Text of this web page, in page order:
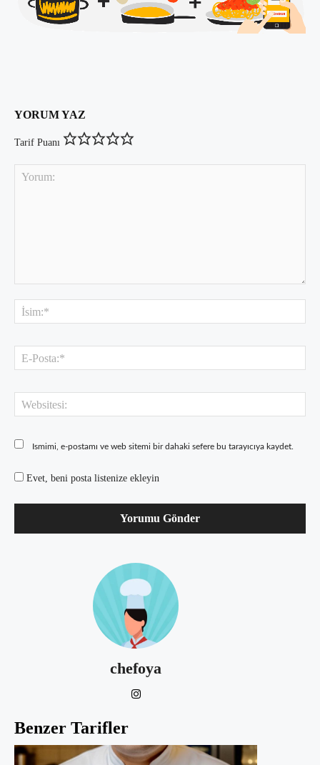
YORUM YAZ
Tarif Puanı
Ismimi, e-postamı ve web sitemi bir dahaki sefere bu tarayıcıya kaydet.
Evet, beni posta listenize ekleyin
chefoya
Benzer Tarifler